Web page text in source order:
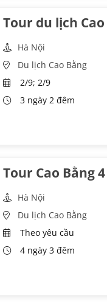
Tour du lịch
Hà Nội
Du lịch Cao Bằng
2/9; 2/9
3 ngày 2 đêm
Tour Cao Bằng
Hà Nội
Du lịch Cao Bằng
Theo yêu cầu
4 ngày 3 đêm